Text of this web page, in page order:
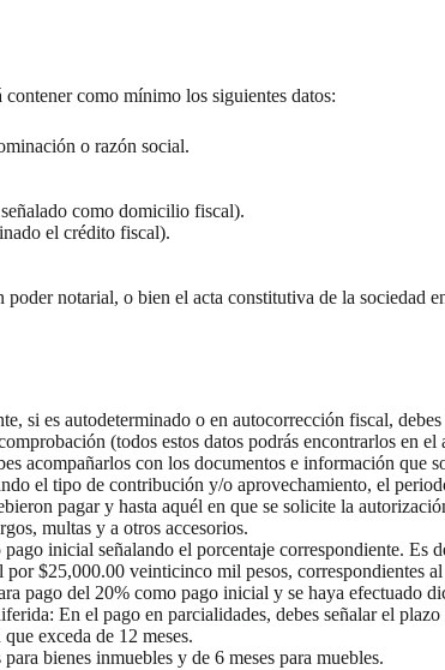
como mínimo los siguientes datos:
o razón social.
como domicilio fiscal).
el crédito fiscal).
notarial, o bien el acta constitutiva de la sociedad
si es autodeterminado o en autocorrección fiscal,
(todos estos datos podrás encontrarlos en
acompañarlos con los documentos e información que
el tipo de contribución y/o aprovechamiento, el
pagar y hasta aquél en que se solicite la
multas y a otros accesorios.
inicial señalando el porcentaje correspondiente. Es
$25,000.00 veinticinco mil pesos, correspondientes
pago del 20% como pago inicial y se haya efectuado
En el pago en parcialidades, debes señalar el
exceda de 12 meses.
bienes inmuebles y de 6 meses para muebles.